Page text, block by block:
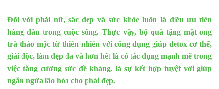
Đối với phái nữ, sắc đẹp và sức khỏe luôn là điều ưu tiên
hàng đầu trong cuộc sống. Thực vậy, bộ quà tặng mật ong
trà thảo mộc từ thiên nhiên với công dụng giúp detox cơ thể,
giải độc, làm đẹp da và hơn hết là có tác dụng mạnh mẽ trong
việc tăng cường sức đề kháng, là sự kết hợp tuyệt vời giúp
ngăn ngừa lão hóa cho phái đẹp.